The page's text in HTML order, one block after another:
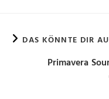
DAS KÖNNTE DIR
Primavera